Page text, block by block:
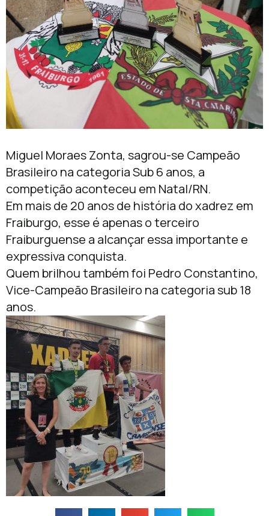
Miguel Moraes Zonta, sagrou-se Campeão
Brasileiro na categoria Sub 6 anos, a
competição aconteceu em Natal/RN.
Em mais de 20 anos de história do xadrez em
Fraiburgo, esse é apenas o terceiro
Fraiburguense a alcançar essa importante e
expressiva conquista.
Quem brilhou também foi Pedro Constantino,
Vice-Campeão Brasileiro na categoria sub 18
anos.